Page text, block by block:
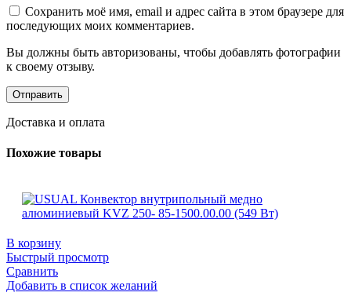
Сохранить моё имя, email и адрес сайта в этом браузере для
последующих моих комментариев.
Вы должны быть авторизованы, чтобы добавлять фотографии
к своему отзыву.
Доставка и оплата
Похожие товары
В корзину
Быстрый просмотр
Сравнить
Добавить в список желаний